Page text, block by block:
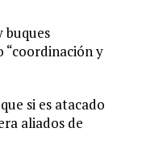
buques
“coordinación y
si es atacado
aliados de